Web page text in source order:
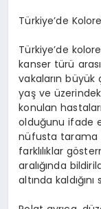
Türkiye’de
Türkiye’de
kanser türü
vakaların büyük
yaş ve
konulan
olduğunu ifade
nüfusta tarama
farklılıklar
aralığında
altında kaldığını